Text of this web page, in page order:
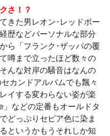
さ！？
きた男レオン･レッドボー
歴などパーソナルな部分
ら「フランク･ザッパの覆
噂まで立ったほど数々の
んな対岸の騒音はなんの
カンドアルバムでも飄々
イする変わらない姿が楽
などの定番もオールドタ
どっぷりセピア色に染ま
というかもうそれしか知